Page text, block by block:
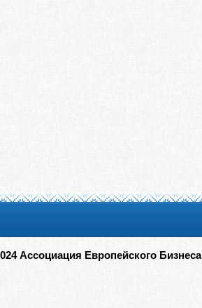
Ассоциация Европейского Бизнеса